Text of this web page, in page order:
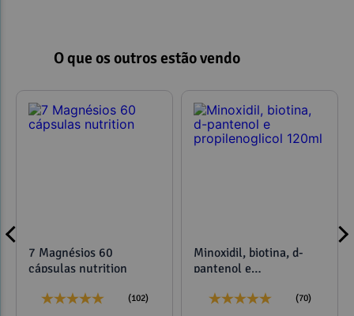
O que os outros estão vendo
7 Magnésios 60
cápsulas nutrition
(102)
Minoxidil, biotina, d-
pantenol e
(70)